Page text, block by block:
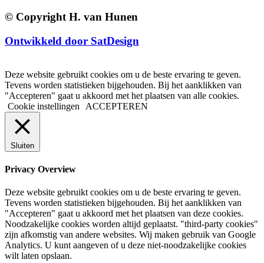
© Copyright H. van Hunen
Ontwikkeld door SatDesign
Deze website gebruikt cookies om u de beste ervaring te geven.
Tevens worden statistieken bijgehouden. Bij het aanklikken van
"Accepteren" gaat u akkoord met het plaatsen van alle cookies.
Cookie instellingen
ACCEPTEREN
Sluiten
Privacy Overview
Deze website gebruikt cookies om u de beste ervaring te geven.
Tevens worden statistieken bijgehouden. Bij het aanklikken van
"Accepteren" gaat u akkoord met het plaatsen van deze cookies.
Noodzakelijke cookies worden altijd geplaatst. "third-party cookies"
zijn afkomstig van andere websites. Wij maken gebruik van Google
Analytics. U kunt aangeven of u deze niet-noodzakelijke cookies
wilt laten opslaan.